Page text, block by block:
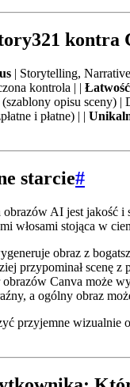
kontra
| Storytelling,
kontrola | |
(szablony opisu sceny) |
i płatne) | |
starcie#
AI jest
włosami stojąca w
obraz z
przypominał scenę z
obrazów Canva może
a ogólny obraz
przyjemne